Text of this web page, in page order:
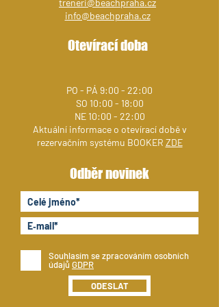
treneri@beachpraha.cz
info@beachpraha.cz
Otevírací doba
PO - PÁ 9:00 - 22:00
SO 10:00 - 18:00
NE 10:00 - 22:00
Aktuální informace o otevírací době v
rezervačním systému BOOKER ZDE
Odběr novinek
Souhlasím se zpracováním osobních
údajů GDPR
ODESLAT